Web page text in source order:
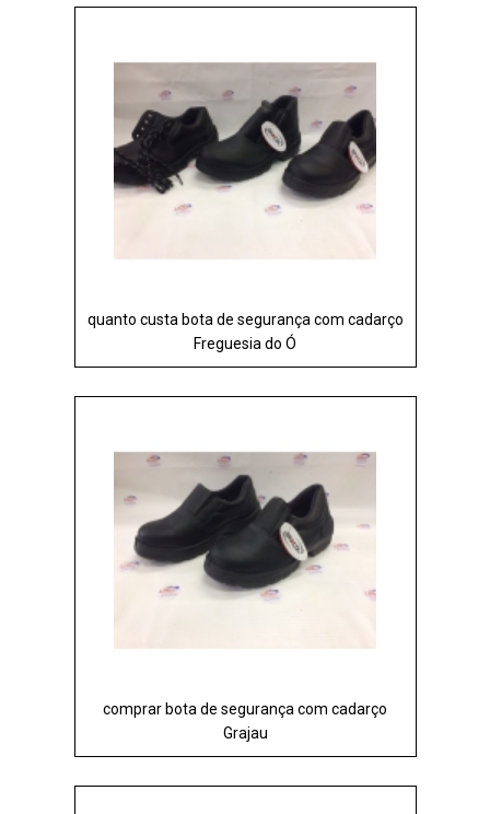
quanto custa bota de segurança com cadarço
Freguesia do Ó
comprar bota de segurança com cadarço
Grajau